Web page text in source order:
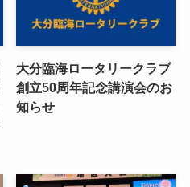
大分臨海ロータリークラブ
創立50周年記念講演会のお
知らせ